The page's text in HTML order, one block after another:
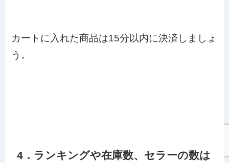
カートに入れた商品は15分以内に決済しましょ
う。
4．ランキングや在庫数、セラーの数は